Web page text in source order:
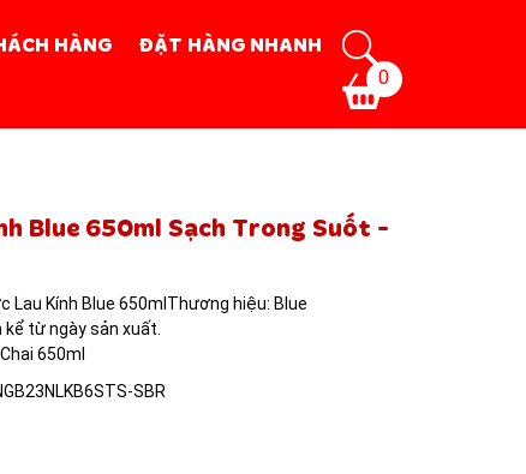
HÀNG
ĐẶT HÀNG NHANH
0
Blue 650ml Sạch Trong Suốt -
Lau Kính Blue 650mlThương hiệu: Blue
kể từ ngày sản xuất.
650ml
SBR